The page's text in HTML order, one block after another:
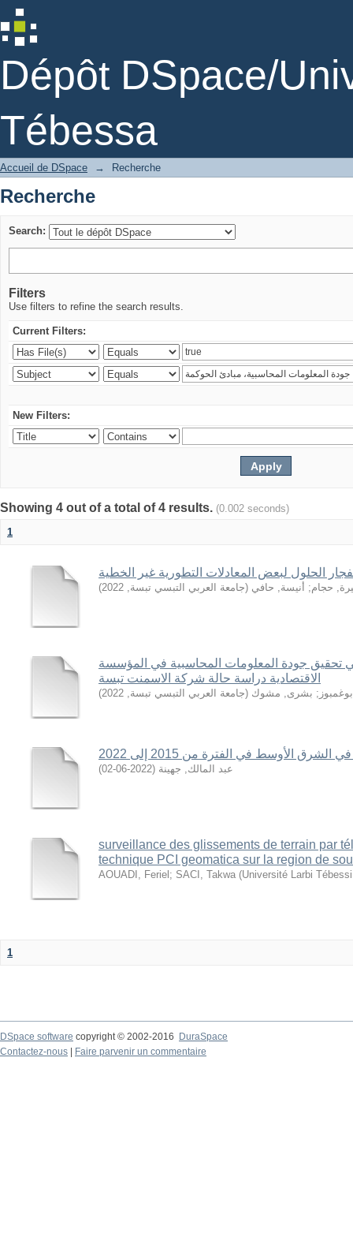
Dépôt DSpace/
Tébessa
Recherche
Accueil de DSpace → Recherche
Recherche
Search:
Filters
Use filters to refine the search results.
Current Filters:
New Filters:
Showing 4 out of a total of 4 results. (0.002 seconds)
1
الحلول لبعض المعادلات التطورية غير الخطية
حجام; أنيسة, حافي (جامعة العربي التبسي تبسة,
2022
)
جودة المعلومات المحاسبية في المؤسسة
الاقتصادية دراسة حالة شركة الاسمنت تبسة
; بشرى, مشوك (جامعة العربي التبسي تبسة,
2022
)
الأوسط في الفترة من 2015 إلى 2022
عبد المالك, جهينة (
2022-06-02
)
surveillance des glissements de terrain par
technique PCI geomatica sur la region de
AOUADI, Feriel ; SACI, Takwa (Université Larbi
1
DSpace software copyright © 2002-2016
DuraSpace
Contactez-nous
Faire parvenir un commentaire